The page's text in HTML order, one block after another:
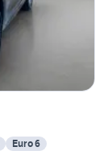
Euro 6